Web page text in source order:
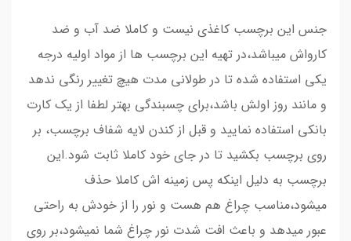
جنس این برچسب کاغذی نیست و کاملا ضد آب و ضد
کارواش میباشد،در تهیه این برچسب ها از مواد اولیه درجه
یکی استفاده شده تا در طولانی مدت هیچ تغییر رنگی ندهد
و مانند روز اولش باشد،برای چسبندگی بهتر لطفا از یک کارت
بانکی استفاده نمایید و قبل از کندن لایه شفاف برچسب، بر
روی برچسب بکشید تا در جای خود کاملا ثابت شود.این
برچسب به دلیل اینکه پس زمینه اش کاملا حذف
میشود،مناسب چراغ هم هست و نور را از خودش به راحتی
عبور میدهد و باعث افت شدت نور چراغ شما نمیشود،بر روی